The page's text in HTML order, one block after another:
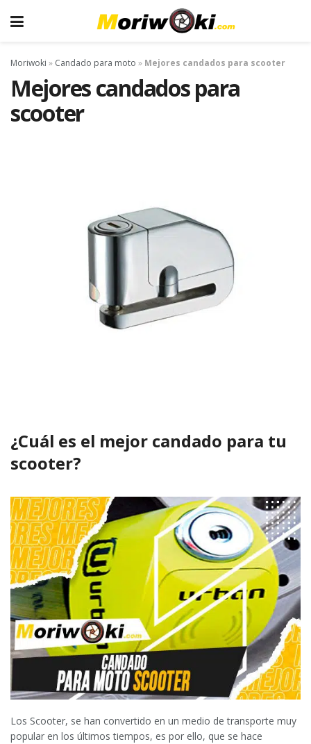
Moriwoki » Candado para moto » Mejores candados para scooter
Mejores candados para
scooter
¿Cuál es el mejor candado para tu
scooter?
Los Scooter, se han convertido en un medio de transporte muy
popular en los últimos tiempos, es por ello, que se hace